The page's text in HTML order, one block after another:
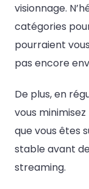
visionnage.
catégories
pourraient
pas encore
De plus, en
vous
que vous êtes
stable avant
streaming.